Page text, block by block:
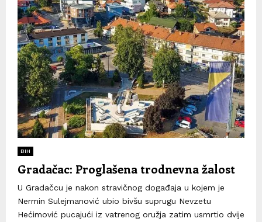
BiH
Gradačac: Proglašena trodnevna žalost
U Gradačcu je nakon stravičnog događaja u kojem je
Nermin Sulejmanović ubio bivšu suprugu Nevzetu
Hećimović pucajući iz vatrenog oružja zatim usmrtio dvije